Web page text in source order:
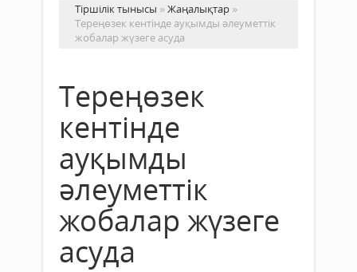
Тіршілік тынысы »Жаңалықтар »
Тереңөзек кентінде ауқымды әлеуметтік
жобалар жүзеге асуда
Тереңөзек
кентінде
ауқымды
әлеуметтік
жобалар жүзеге
асуда